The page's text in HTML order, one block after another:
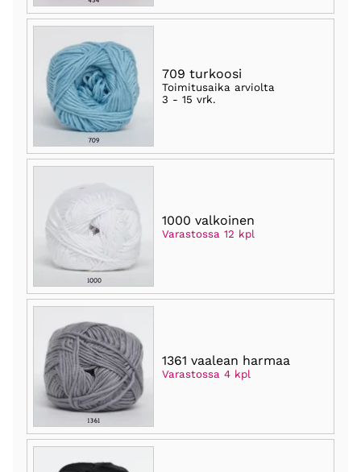
709 turkoosi
Toimitusaika arviolta
3 - 15 vrk.
1000 valkoinen
Varastossa 12 kpl
1361 vaalean harmaa
Varastossa 4 kpl